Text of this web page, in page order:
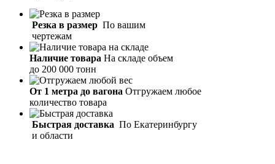
Резка в размер По вашим
чертежам
Наличие товара На складе объем
до 200 000 тонн
От 1 метра до вагона Отгружаем любое
количество товара
Быстрая доставка По Екатеринбургу
и области